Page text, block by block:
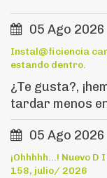
05 Ago 2026
Instal@ficiencia
estando dentro.
¿Te gusta?,
tardar menos
05 Ago 2026
¡Ohhhhh...! Nuevo
158, julio/ 2026